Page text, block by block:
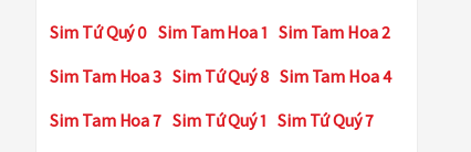
Sim Tứ Quý 0 Sim Tam Hoa 1 Sim Tam Hoa 2
Sim Tam Hoa 3 Sim Tứ Quý 8 Sim Tam Hoa 4
Sim Tam Hoa 7 Sim Tứ Quý 1 Sim Tứ Quý 7